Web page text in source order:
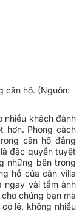
căn hộ. (Nguồn:
nhiều khách đánh
hơn. Phong cách
căn hộ đẳng
đặc quyền tuyệt
những bên trong
hồ của căn villa
ngay vài tấm ảnh
chúng bạn mà
lẽ, không nhiều